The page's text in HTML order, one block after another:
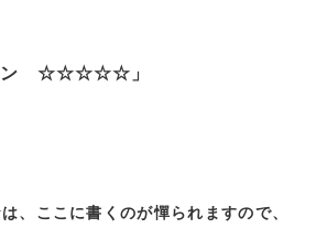
ン ☆☆☆☆☆」
こに書くのが憚られますので、